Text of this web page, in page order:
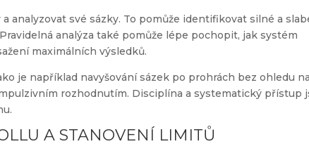
analyzovat své sázky. To pomůže identifikovat silné a
analýza také pomůže lépe pochopit, jak systém
maximálních výsledků.
je například navyšování sázek po prohrách bez ohledu na
rozhodnutím. Disciplína a systematický přístup
A STANOVENÍ LIMITŮ